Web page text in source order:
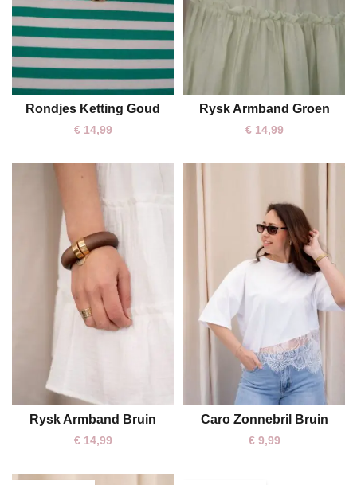
Rondjes Ketting Goud
€14,99
One size
Rysk Armband Groen
€14,99
One size
Rysk Armband Bruin
€14,99
One size
Caro Zonnebril Bruin
€9,99